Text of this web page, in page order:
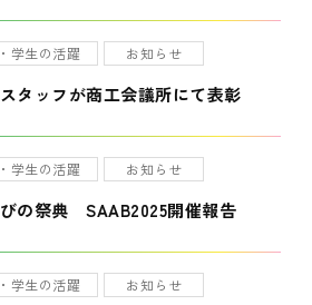
学生の活躍 お知らせ
タッフが商工会議所にて表彰
学生の活躍 お知らせ
の祭典 SAAB2025開催報告
学生の活躍 お知らせ